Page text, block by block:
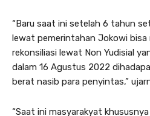
“Baru saat ini setelah 6 tahun
lewat pemerintahan Jokowi bisa
rekonsiliasi lewat Non Yudisial
dalam 16 Agustus 2022
berat nasib para penyintas,”
“Saat ini masyarakyat